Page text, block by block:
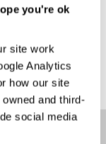
you're ok
site work
Analytics
how our site
and third-
social media
10mm
16mm
elétrico de
agulhas".